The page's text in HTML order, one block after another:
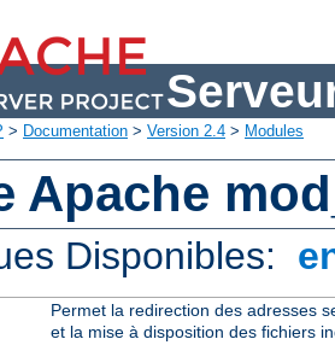
> Documentation > Version 2.4 > Modules
Apache
Disponibles:
Permet la redirection des adresses
et la mise à disposition des fichiers